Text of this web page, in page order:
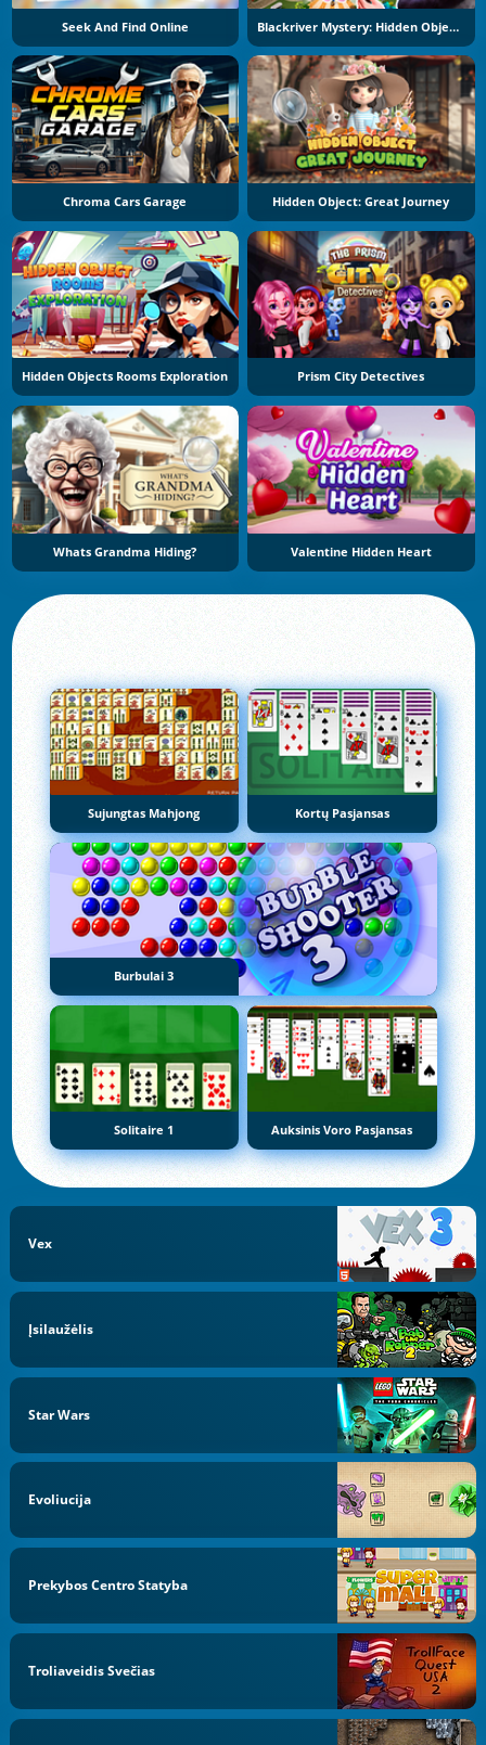
Seek And Find Online Blackriver Mystery: Hidden Objects
Chroma Cars Garage Hidden Object: Great Journey
Hidden Objects Rooms Exploration Prism City Detectives
Whats Grandma Hiding? Valentine Hidden Heart
Sujungtas Mahjong Kortų Pasjansas
Burbulai 3
Solitaire 1 Auksinis Voro Pasjansas
Vex
Įsilaužėlis
Star Wars
Evoliucija
Prekybos Centro Statyba
Troliaveidis Svečias